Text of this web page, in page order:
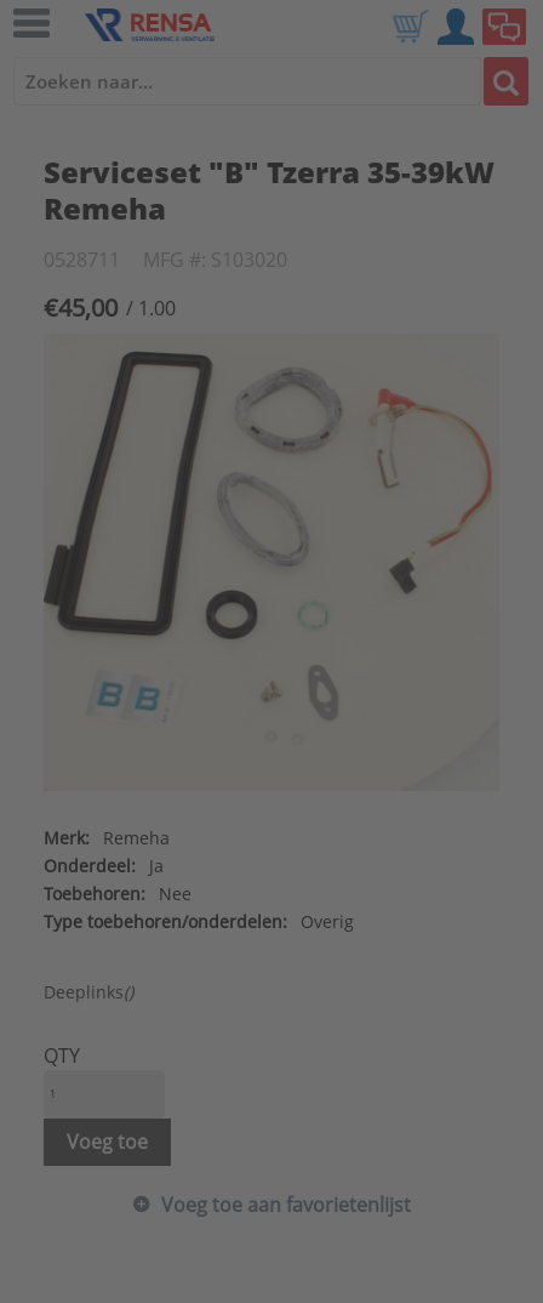
Serviceset "B" Tzerra 35-39kW
Remeha
0528711 MFG #: S103020
€45,00 / 1.00
Merk:
Remeha
Onderdeel:
Ja
Toebehoren:
Nee
Type toebehoren/onderdelen:
Overig
Deeplinks()
QTY
Voeg toe
Voeg toe aan favorietenlijst